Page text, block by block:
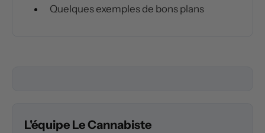
Quelques exemples de bons plans
L'équipe Le Cannabiste